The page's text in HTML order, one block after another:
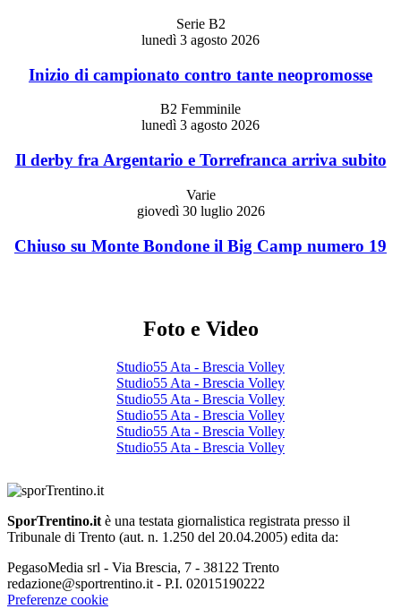
Serie B2
lunedì 3 agosto 2026
Inizio di campionato contro tante neopromosse
B2 Femminile
lunedì 3 agosto 2026
Il derby fra Argentario e Torrefranca arriva subito
Varie
giovedì 30 luglio 2026
Chiuso su Monte Bondone il Big Camp numero 19
Foto e Video
Studio55 Ata - Brescia Volley
Studio55 Ata - Brescia Volley
Studio55 Ata - Brescia Volley
Studio55 Ata - Brescia Volley
Studio55 Ata - Brescia Volley
Studio55 Ata - Brescia Volley
SporTrentino.it è una testata giornalistica registrata presso il
Tribunale di Trento (aut. n. 1.250 del 20.04.2005) edita da:
PegasoMedia srl - Via Brescia, 7 - 38122 Trento
redazione@sportrentino.it - P.I. 02015190222
Preferenze cookie